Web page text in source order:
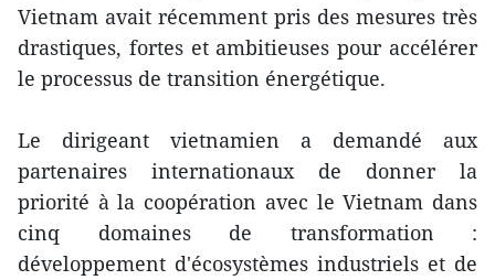
Vietnam avait récemment pris des mesures très
drastiques, fortes et ambitieuses pour accélérer
le processus de transition énergétique.
Le dirigeant vietnamien a demandé aux
partenaires internationaux de donner la
priorité à la coopération avec le Vietnam dans
cinq domaines de transformation :
développement d'écosystèmes industriels et de